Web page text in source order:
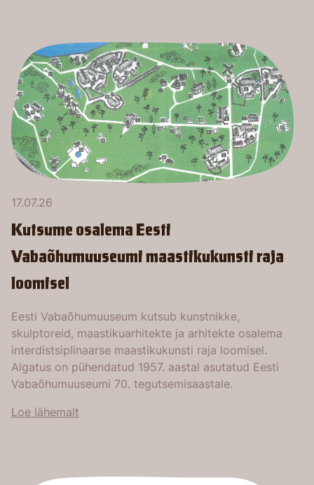
17.07.26
Kutsume osalema Eesti
Vabaõhumuuseumi maastikukunsti raja
loomisel
Eesti Vabaõhumuuseum kutsub kunstnikke,
skulptoreid, maastikuarhitekte ja arhitekte osalema
interdistsiplinaarse maastikukunsti raja loomisel.
Algatus on pühendatud 1957. aastal asutatud Eesti
Vabaõhumuuseumi 70. tegutsemisaastale.
Loe lähemalt